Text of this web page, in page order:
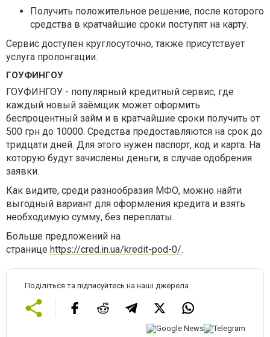
Получить положительное решение, после которого
средства в кратчайшие сроки поступят на карту.
Сервис доступен круглосуточно, также присутствует
услуга пролонгации.
ГОУФИНГОУ
ГОУФИНГОУ - популярный кредитный сервис, где
каждый новый заёмщик может оформить
беспроцентный займ и в кратчайшие сроки получить от
500 грн до 10000. Средства предоставляются на срок до
тридцати дней. Для этого нужен паспорт, код и карта. На
которую будут зачислены деньги, в случае одобрения
заявки.
Как видите, среди разнообразия МФО, можно найти
выгодный вариант для оформления кредита и взять
необходимую сумму, без переплаты.
Больше предложений на
странице https://cred.in.ua/kredit-pod-0/.
Поділіться та підписуйтесь на наші джерела